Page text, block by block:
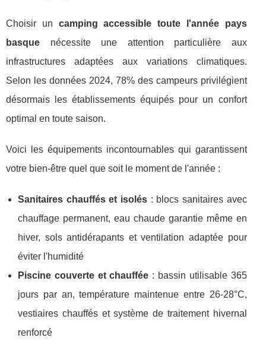
Choisir un camping accessible toute l'année pays
basque nécessite une attention particulière aux
infrastructures adaptées aux variations climatiques.
Selon les données 2024, 78% des campeurs privilégient
désormais les établissements équipés pour un confort
optimal en toute saison.
Voici les équipements incontournables qui garantissent
votre bien-être quel que soit le moment de l'année :
Sanitaires chauffés et isolés: blocs sanitaires avec
chauffage permanent, eau chaude garantie même en
hiver, sols antidérapants et ventilation adaptée pour
éviter l'humidité
Piscine couverte et chauffée : bassin utilisable 365
jours par an, température maintenue entre 26-28°C,
vestiaires chauffés et système de traitement hivernal
renforcé